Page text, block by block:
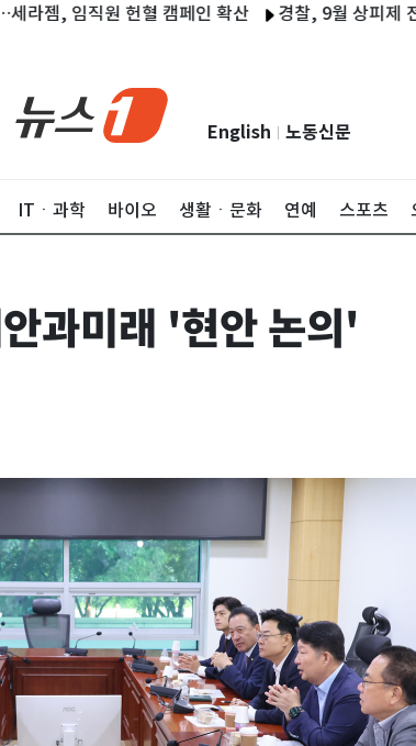
임직원 헌혈 캠페인 확산 경찰, 9월 상피제 전격
English 노동신문
ITㆍ과학 바이오 생활ㆍ문화 연예 스포츠
과미래 '현안 논의'